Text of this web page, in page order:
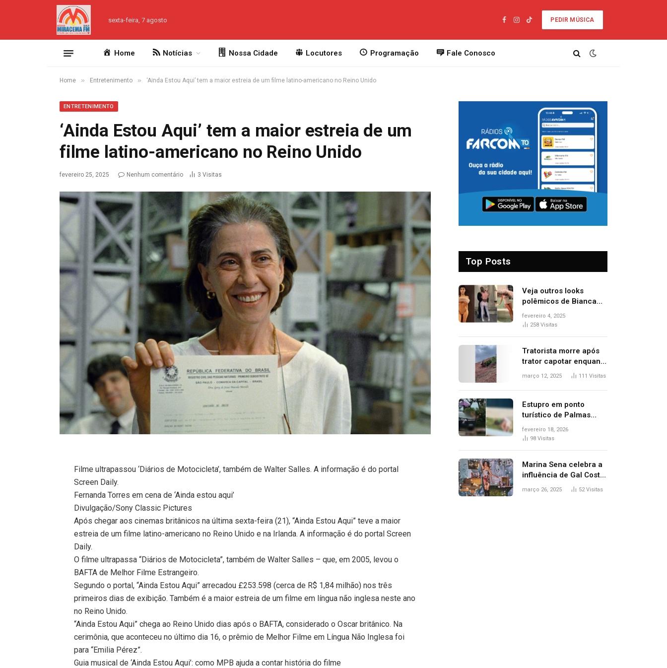
sexta-feira, 7 agosto
Facebook
Instagram
TikTok
PEDIR MÚSICA
Home Notícias Nossa Cidade Locutores Programação Fale Conosco
Home » Entretenimento » ‘Ainda Estou Aqui’ tem a maior estreia de um filme latino-americano no Reino Unido
ENTRETENIMENTO
‘Ainda Estou Aqui’ tem a maior estreia de um
filme latino-americano no Reino Unido
fevereiro 25, 2025 Nenhum comentário 3 Visitas
Filme ultrapassou ‘Diários de Motocicleta’, também de Walter Salles. A informação é do portal
Screen Daily.
Fernanda Torres em cena de ‘Ainda estou aqui’
Divulgação/Sony Classic Pictures
Após chegar aos cinemas britânicos na última sexta-feira (21), “Ainda Estou Aqui” teve a maior
estreia de um filme latino-americano no Reino Unido e na Irlanda. A informação é do portal Screen
Daily.
O filme ultrapassa “Diários de Motocicleta”, também de Walter Salles – que, em 2005, levou o
BAFTA de Melhor Filme Estrangeiro.
Segundo o portal, “Ainda Estou Aqui” arrecadou £253.598 (cerca de R$ 1,84 milhão) nos três
primeiros dias de exibição. Também é a maior estreia de um filme em língua não inglesa neste ano
no Reino Unido.
“Ainda Estou Aqui” chega ao Reino Unido dias após o BAFTA, considerado o Oscar britânico. Na
cerimônia, que aconteceu no último dia 16, o prêmio de Melhor Filme em Língua Não Inglesa foi
para “Emilia Pérez”.
Guia musical de ‘Ainda Estou Aqui’: como MPB ajuda a contar história do filme
Top Posts
Veja outros looks
polêmicos de Bianca
Censori, esposa de
Kanye West que
fevereiro 4, 2025
258 Visitas
Tratorista morre após
trator capotar enquanto
removia vegetação em
março 12, 2025 111 Visitas
Estupro em ponto
turístico de Palmas
ocorreu em frente à
viatura e base de
fevereiro 18, 2026
98 Visitas
Marina Sena celebra a
influência de Gal Costa
na arte do álbum
março 26, 2025 52Visitas